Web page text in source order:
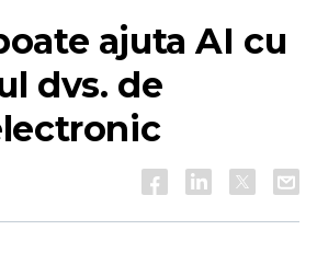
ajuta AI cu
dvs. de